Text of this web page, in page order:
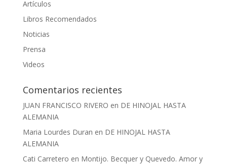
Artículos
Libros Recomendados
Noticias
Prensa
Videos
Comentarios recientes
JUAN FRANCISCO RIVERO en DE HINOJAL HASTA
ALEMANIA
Maria Lourdes Duran en DE HINOJAL HASTA
ALEMANIA
Cati Carretero en Montijo. Becquer y Quevedo. Amor y